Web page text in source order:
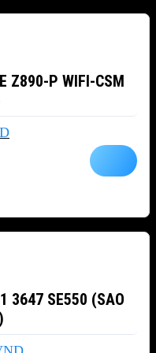
Z890-P WIFI-CSM
Giá
3647 SE550 (SAO
Giá